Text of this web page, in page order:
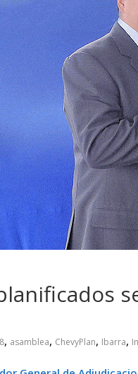
, asamblea, ChevyPlan, Ibarra,
Movilidad Turismo Varios
puede pasar
si
días sin